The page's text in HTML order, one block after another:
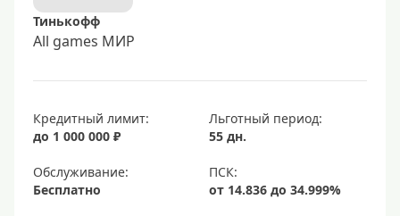
Тинькофф
All games МИР
Кредитный лимит:
до 1 000 000 ₽
Льготный период:
55 дн.
Обслуживание:
Бесплатно